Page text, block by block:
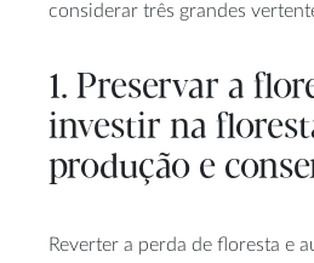
considerar três grandes
1. Preservar a
investir na
produção e
Reverter a perda de floresta e